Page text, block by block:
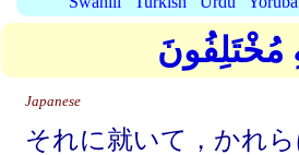
مُخْتَلِفُونَ
Japanese
それに就いて，かれ